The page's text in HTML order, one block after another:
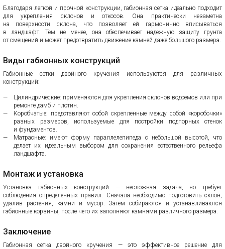
Благодаря легкой и прочной конструкции, габионная сетка идеально подходит
для укрепления склонов и откосов. Она практически незаметна
на поверхности склона, что позволяет ей гармонично вписываться
в ландшафт. Тем не менее, она обеспечивает надежную защиту грунта
от смещений и может предотвратить движение камней даже большого размера.
Виды габионных конструкций
Габионные сетки двойного кручения используются для различных
конструкций:
Цилиндрические: применяются для укрепления склонов водоемов или при
ремонте дамб и плотин.
Коробчатые: представляют собой скрепленные между собой «коробочки»
разных размеров, используемые для постройки подпорных стенок
и фундаментов.
Матрасные: имеют форму параллелепипеда с небольшой высотой, что
делает их идеальным выбором для сохранения естественного рельефа
ландшафта.
Монтаж и установка
Установка габионных конструкций — несложная задача, но требует
соблюдения определенных правил. Сначала необходимо подготовить склон,
удалив растения, камни и мусор. Затем собираются и устанавливаются
габионные корзины, после чего их заполняют камнями различного размера.
Заключение
Габионная сетка двойного кручения — это эффективное решение для